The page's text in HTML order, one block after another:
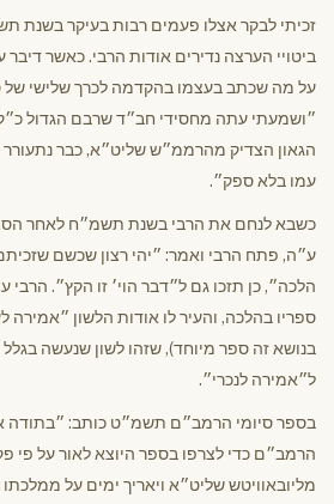
זכיתי לבקר אצלו פעמים רבות בעיקר בשנת
ביטויי הערצה נדירים אודות הרבי. כאשר דיבר
על מה שכתב בעצמו בהקדמה לכרך שלישי של
״ושמעתי עתה מחסידי חב״ד שרבם הגדול
הגאון הצדיק מהרממ״ש שליט״א, כבר נתעורר
עמו בלא ספק״.
כשבא לנחם את הרבי בשנת תשמ״ח לאחר
ע״ה, פתח הרבי ואמר: ״יהי רצון שכשם
הלכה״, כן תזכו גם ל״דבר הוי׳ זו הקץ״.
ספריו בהלכה, והעיר לו אודות הלשון
בנושא זה ספר מיוחד), שזהו לשון שנעשה בגלל
ל״אמירה לנכרי״.
בספר סיומי הרמב״ם תשמ״ט כותב: ״בתודה
הרמב״ם כדי לצרפו בספר היוצא לאור על פי
מליובאוויטש שליט״א ויאריך ימים על